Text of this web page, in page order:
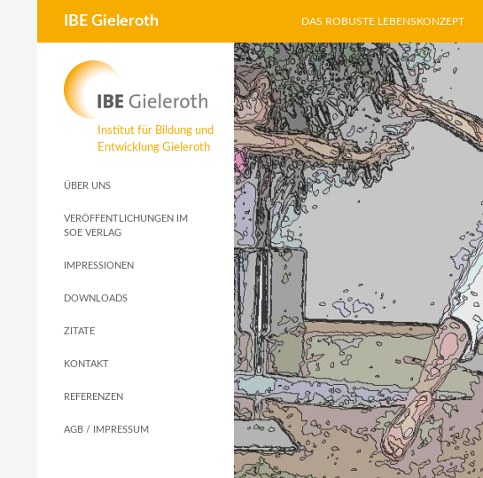
IBE Gieleroth DAS ROBUSTE LEBENSKONZEPT
Institut für Bildung und
Entwicklung Gieleroth
ÜBER UNS
VERÖFFENTLICHUNGEN IM
SOE VERLAG
IMPRESSIONEN
DOWNLOADS
ZITATE
KONTAKT
REFERENZEN
AGB / IMPRESSUM